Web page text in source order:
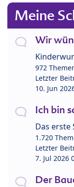
Meine
Wir
972
Letzter
10. Jun
Ich bin
Das erste
1.720
Letzter
7. Jul 2026
Der